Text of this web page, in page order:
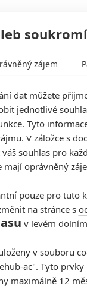
soukromí
zájem
dat můžete
jednotlivé
Tyto
V záložce s
souhlas pro
oprávněný
pouze pro tuto
na stránce s
v levém
v souboru
ac". Tyto
maximálně 12